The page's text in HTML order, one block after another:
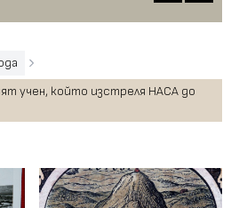
учен, който изстреля НАСА до